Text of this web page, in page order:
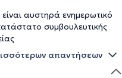
αυστηρά ενημερωτικό
συμβουλευτικής
απαντήσεων